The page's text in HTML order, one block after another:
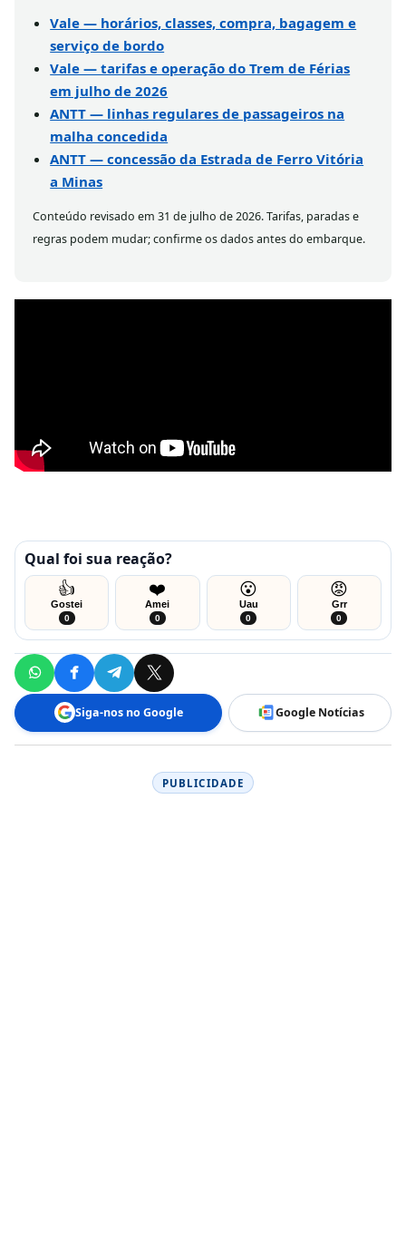
Vale — horários, classes, compra, bagagem e
serviço de bordo
Vale — tarifas e operação do Trem de Férias
em julho de 2026
ANTT — linhas regulares de passageiros na
malha concedida
ANTT — concessão da Estrada de Ferro Vitória
a Minas
Conteúdo revisado em 31 de julho de 2026. Tarifas, paradas e
regras podem mudar; confirme os dados antes do embarque.
Qual foi sua reação?
👍
Gostei
0
❤️
Amei
0
😮
Uau
0
😡
Grr
0
Siga-nos no Google Google Notícias
PUBLICIDADE